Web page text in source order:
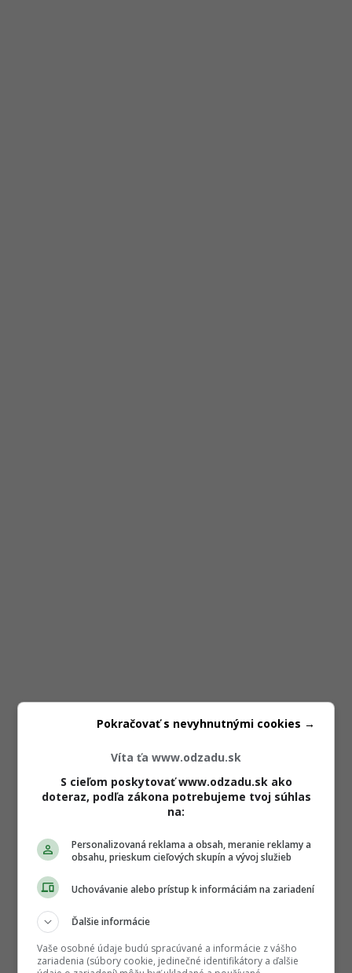
Víta ťa www.odzadu.sk
S cieľom poskytovať www.odzadu.sk ako
doteraz, podľa zákona potrebujeme tvoj súhlas
na:
Personalizovaná reklama a obsah, meranie reklamy a
obsahu, prieskum cieľových skupín a vývoj služieb
Uchovávanie alebo prístup k informáciám na zariadení
Ďalšie informácie
Vaše osobné údaje budú spracúvané a informácie z vášho
zariadenia (súbory cookie, jedinečné identifikátory a ďalšie
Pokračovať s nevyhnutnými cookies →